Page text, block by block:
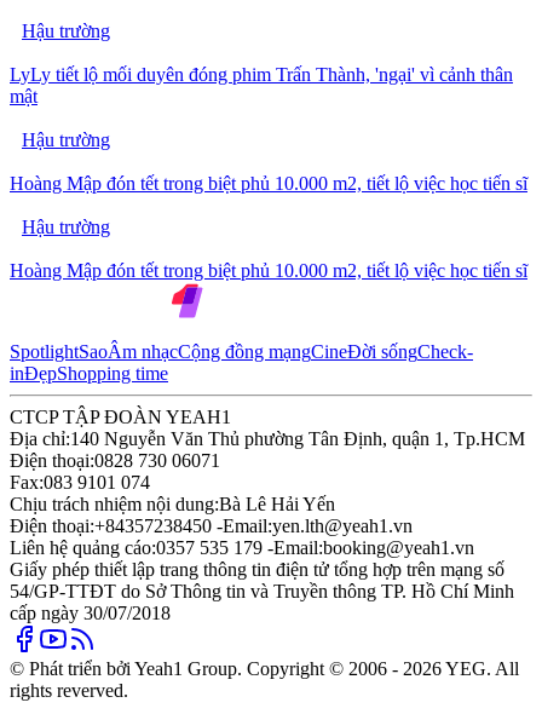
Hậu trường
LyLy tiết lộ mối duyên đóng phim Trấn Thành, 'ngại' vì cảnh thân
mật
Hậu trường
Hoàng Mập đón tết trong biệt phủ 10.000 m2, tiết lộ việc học tiến sĩ
Hậu trường
Hoàng Mập đón tết trong biệt phủ 10.000 m2, tiết lộ việc học tiến sĩ
SpotlightSaoÂm nhạcCộng đồng mạngCineĐời sốngCheck-
inĐẹpShopping time
CTCP TẬP ĐOÀN YEAH1
Địa chỉ:140 Nguyễn Văn Thủ phường Tân Định, quận 1, Tp.HCM
Điện thoại:0828 730 06071
Fax:083 9101 074
Chịu trách nhiệm nội dung:Bà Lê Hải Yến
Điện thoại:+84357238450 -Email:yen.lth@yeah1.vn
Liên hệ quảng cáo:0357 535 179 -Email:booking@yeah1.vn
Giấy phép thiết lập trang thông tin điện tử tổng hợp trên mạng số
54/GP-TTĐT do Sở Thông tin và Truyền thông TP. Hồ Chí Minh
cấp ngày 30/07/2018
© Phát triển bởi Yeah1 Group. Copyright © 2006 - 2026 YEG. All
rights reverved.